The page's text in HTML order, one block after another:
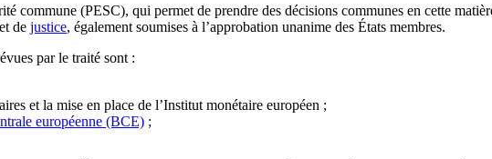
commune (PESC), qui permet de prendre des décisions communes en cette
de justice, également soumises à l’approbation unanime des États membres.
par le traité sont :
et la mise en place de l’Institut monétaire européen ;
européenne (BCE) ;